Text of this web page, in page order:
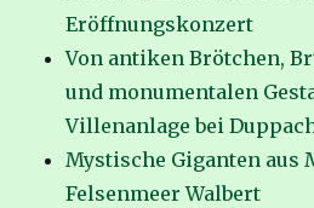
Eröffnungskonzert
Von antiken Brötchen,
und monumentalen
Villenanlage bei
Mystische Giganten aus
Felsenmeer Walbert